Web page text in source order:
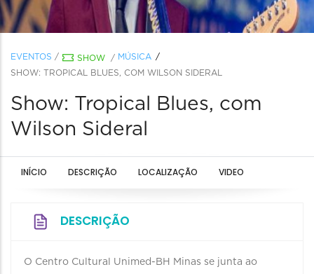
EVENTOS / SHOW / MÚSICA
SHOW: TROPICAL BLUES, COM WILSON SIDERAL
Show: Tropical Blues, com
Wilson Sideral
INÍCIO DESCRIÇÃO LOCALIZAÇÃO VIDEO
DESCRIÇÃO
O Centro Cultural Unimed-BH Minas se junta ao